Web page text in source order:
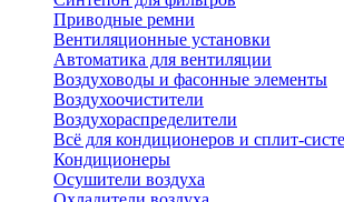
Приводные ремни
Вентиляционные установки
Автоматика для вентиляции
Воздуховоды и фасонные элементы
Воздухоочистители
Воздухораспределители
Всё для кондиционеров и сплит-
Кондиционеры
Осушители воздуха